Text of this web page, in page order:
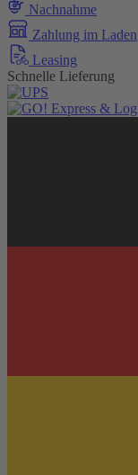
Nachnahme
Zahlung im Laden
Leasing
Schnelle Lieferung